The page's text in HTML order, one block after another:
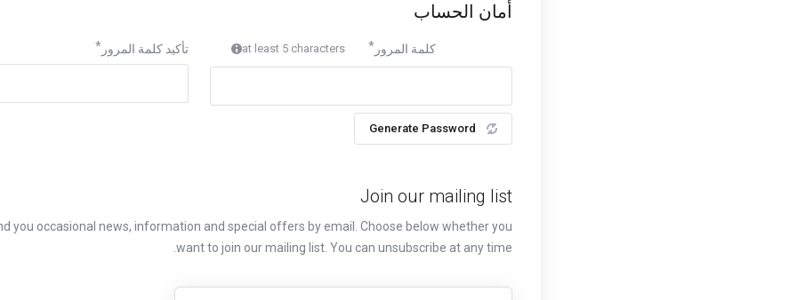
أمان الحساب
كلمة المرور at least 5 characters
Generate Password
تأكيد كلمة المرور
Join our mailing list
you occasional news, information and special offers by email. Choose below whether you
want to join our mailing list. You can unsubscribe at any time.